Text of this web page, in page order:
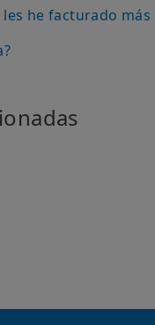
he facturado más